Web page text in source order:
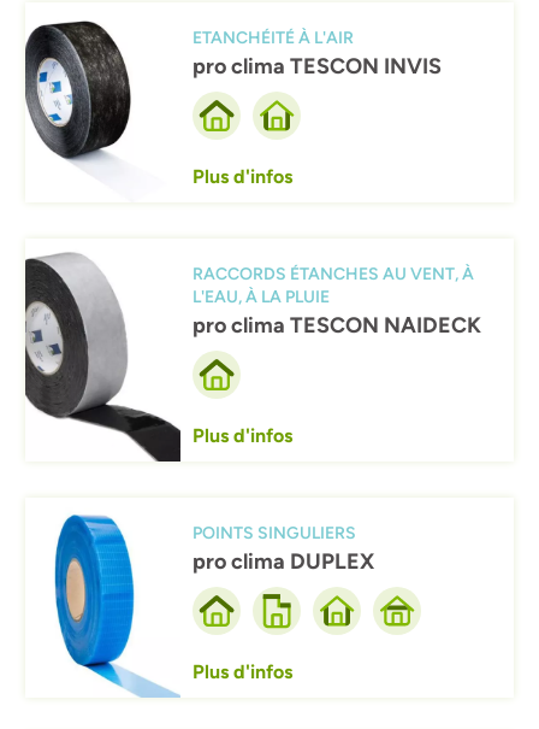
ETANCHÉITÉ À L'AIR
pro clima TESCON INVIS
Plus d'infos
Afbeelding
RACCORDS ÉTANCHES AU VENT, À
L'EAU, À LA PLUIE
pro clima TESCON NAIDECK
Plus d'infos
Afbeelding
POINTS SINGULIERS
pro clima DUPLEX
Plus d'infos